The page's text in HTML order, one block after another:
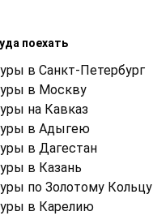
поехать
в Санкт-Петербург
в Москву
на Кавказ
в Адыгею
в Дагестан
в Казань
по Золотому Кольцу
в Карелию